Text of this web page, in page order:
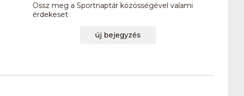
Ossz meg a Sportnaptár közösségével valami
érdekeset
új bejegyzés